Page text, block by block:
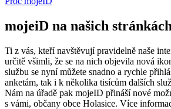
mojeiD na našich
Ti z vás, kteří navštěvují pravidelně naše
určitě všimli, že se na nich objevila nová
službu se nyní můžete snadno a rychle
anketám, tak i k několika tisícům dalších
Nám na úřadě pak mojeID přináší nové
s vámi, občany obce Holasice. Více